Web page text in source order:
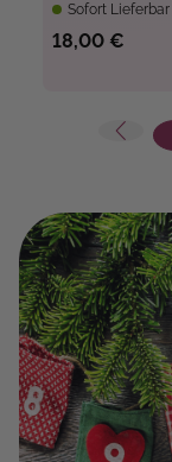
Sofort Lieferbar
18,00 €